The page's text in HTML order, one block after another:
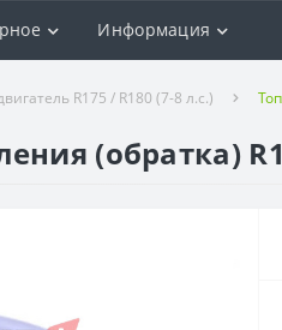
Информация
R175 / R180 (7-8 л.с.)
(обратка)